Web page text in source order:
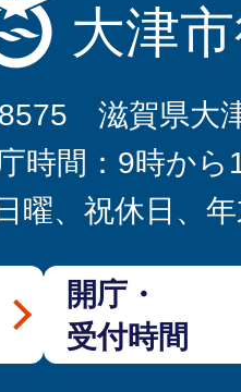
大津
滋賀県大
時間：9時から
曜、祝休日、
開庁・
受付時間